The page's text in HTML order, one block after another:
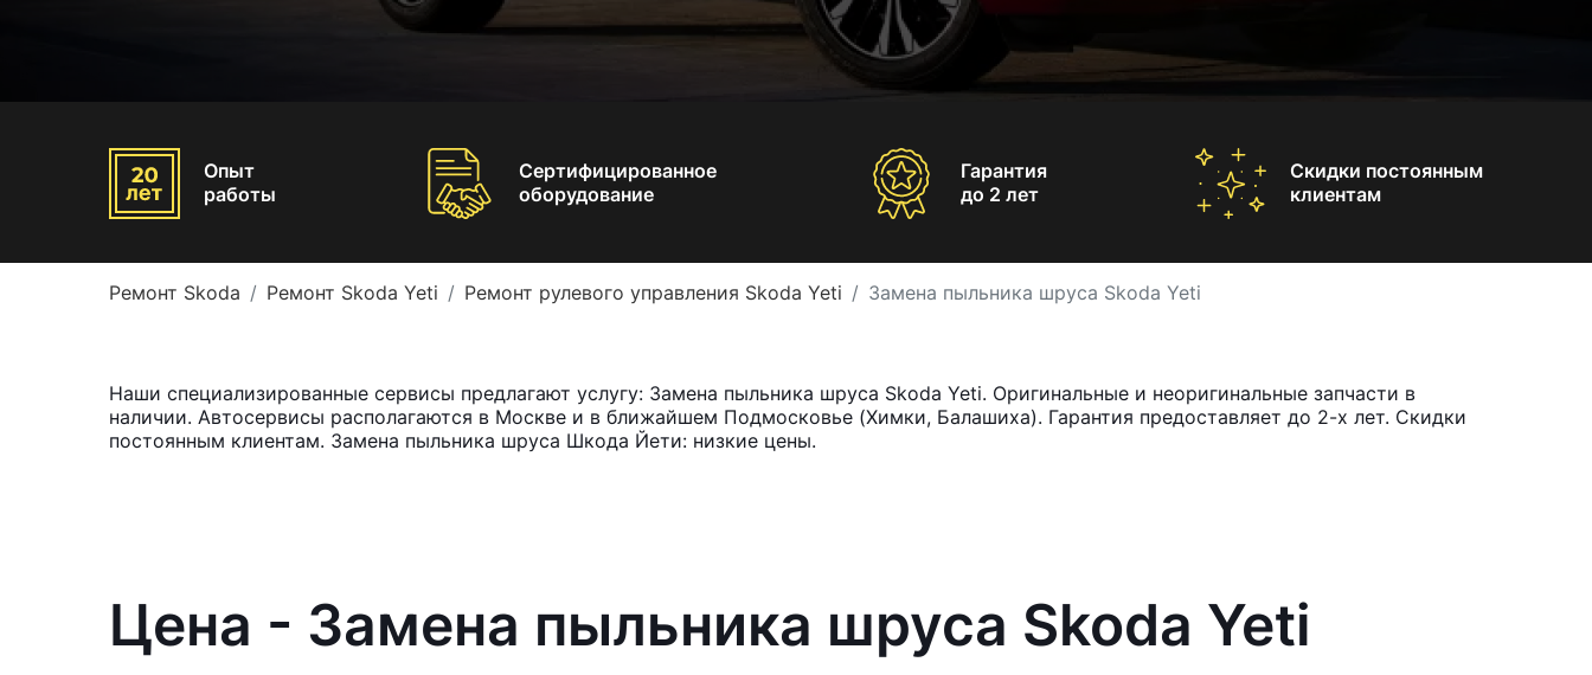
Опыт
работы
Сертифицированное
оборудование
Гарантия
до 2 лет
Скидки постоянным
клиентам
Ремонт Skoda Ремонт Skoda Yeti Ремонт рулевого управления Skoda Yeti Замена пыльника шруса Skoda Yeti
Наши специализированные сервисы предлагают услугу: Замена пыльника шруса Skoda Yeti. Оригинальные и неоригинальные запчасти в
наличии. Автосервисы располагаются в Москве и в ближайшем Подмосковье (Химки, Балашиха). Гарантия предоставляет до 2-х лет. Скидки
постоянным клиентам. Замена пыльника шруса Шкода Йети: низкие цены.
Цена - Замена пыльника шруса Skoda Yeti